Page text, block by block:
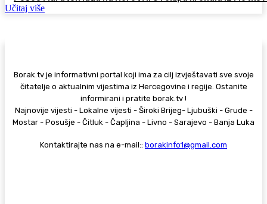
Učitaj više
Borak.tv je informativni portal koji ima za cilj izvještavati sve svoje
čitatelje o aktualnim vijestima iz Hercegovine i regije. Ostanite
informirani i pratite borak.tv !
Najnovije vijesti - Lokalne vijesti - Široki Brijeg- Ljubuški - Grude -
Mostar - Posušje - Čitluk - Čapljina - Livno - Sarajevo - Banja Luka
Kontaktirajte nas na e-mail:: borakinfo1@gmail.com